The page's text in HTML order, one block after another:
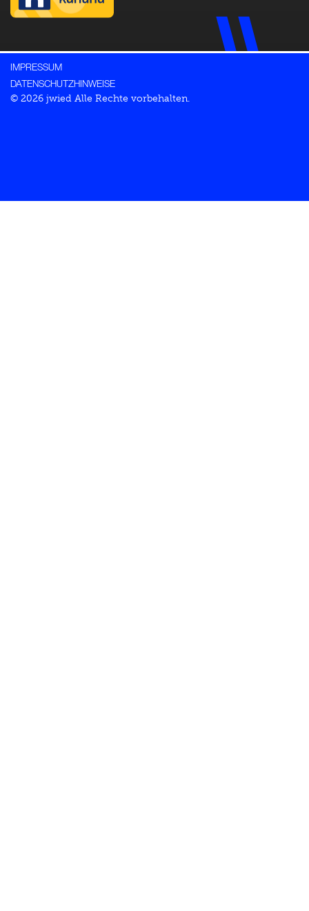
IMPRESSUM
DATENSCHUTZHINWEISE
© 2026 jwied Alle Rechte vorbehalten.